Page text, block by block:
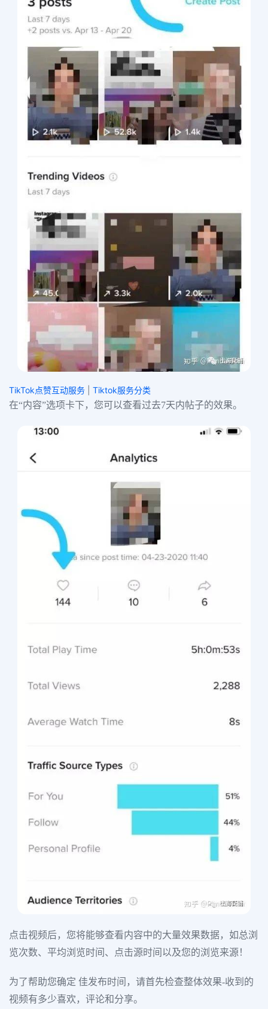
TikTok点赞互动服务
Tiktok服务分类
在“内容”选项卡下，您可以查看过去7天内帖子的效果。
点击视频后，您将能够查看内容中的大量效果数据，如总浏
览次数、平均浏览时间、点击源时间以及您的浏览来源！
为了帮助您确定 佳发布时间，请首先检查整体效果-收到的
视频有多少喜欢，评论和分享。